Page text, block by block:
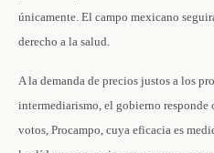
únicamente. El campo mexicano
derecho a la salud.
A la demanda de precios justos a los
intermediarismo, el gobierno
votos, Procampo, cuya eficacia es